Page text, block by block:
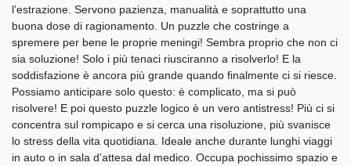
l’estrazione. Servono pazienza, manualità e soprattutto una
buona dose di ragionamento. Un puzzle che costringe a
spremere per bene le proprie meningi! Sembra proprio che non ci
sia soluzione! Solo i più tenaci riusciranno a risolverlo! E la
soddisfazione è ancora più grande quando finalmente ci si riesce.
Possiamo anticipare solo questo: è complicato, ma si può
risolvere! E poi questo puzzle logico è un vero antistress! Più ci si
concentra sul rompicapo e si cerca una risoluzione, più svanisce
lo stress della vita quotidiana. Ideale anche durante lunghi viaggi
in auto o in sala d’attesa dal medico. Occupa pochissimo spazio e